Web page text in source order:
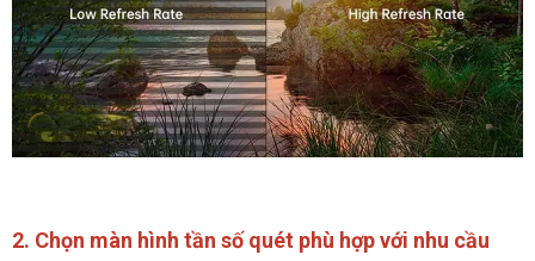
2. Chọn màn hình tần số quét phù hợp với nhu cầu